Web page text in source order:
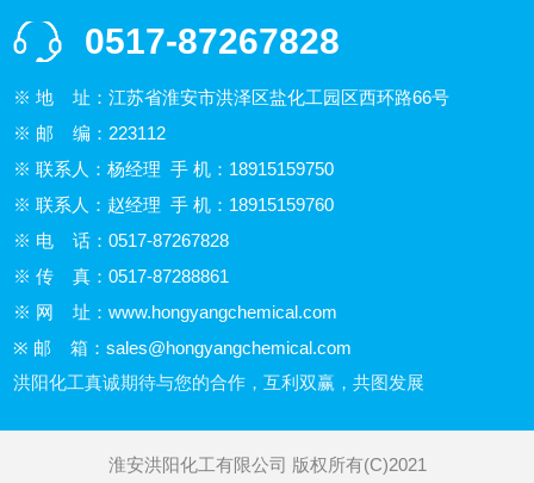
0517-87267828
※ 地 址：江苏省淮安市洪泽区盐化工园区西环路66号
※ 邮 编：223112
※ 联系人：杨经理 手 机：18915159750
※ 联系人：赵经理 手 机：18915159760
※ 电 话：0517-87267828
※ 传 真：0517-87288861
※ 网 址：www.hongyangchemical.com
※ 邮 箱：sales@hongyangchemical.com
洪阳化工真诚期待与您的合作，互利双赢，共图发展
淮安洪阳化工有限公司 版权所有(C)2021